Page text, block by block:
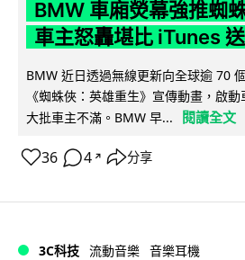
BMW 車廂熒幕強推蜘
車主怒轟堪比 iTunes
BMW 近日透過無線更新向全球逾 70
《蜘蛛俠：英雄重生》宣傳動畫，啟
大批車主不滿。BMW 早...
閱讀全文
36 4 ↗ 分享
3C科技 流動音樂 音樂耳機